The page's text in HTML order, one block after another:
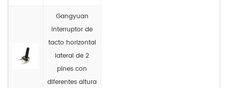
Gangyuan
Interruptor de
tacto horizontal
lateral de 2
pines con
diferentes altura